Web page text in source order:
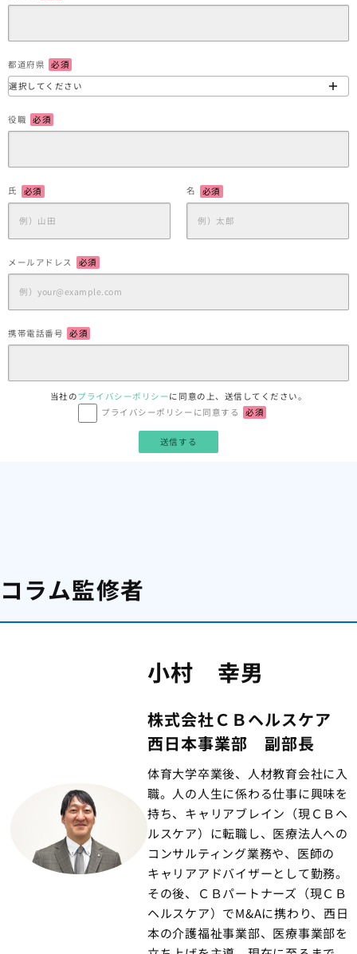
都道府県 必須
役職 必須
氏 必須 名 必須
メールアドレス 必須
携帯電話番号 必須
当社のプライバシーポリシーに同意の上、送信してください。
プライバシーポリシーに同意する
必須
コラム監修者
小村 幸男
株式会社ＣＢヘルスケア
西日本事業部 副部長
体育大学卒業後、人材教育会社に入
職。人の人生に係わる仕事に興味を
持ち、キャリアブレイン（現ＣＢヘ
ルスケア）に転職し、医療法人への
コンサルティング業務や、医師の
キャリアアドバイザーとして勤務。
その後、ＣＢパートナーズ（現ＣＢ
ヘルスケア）でM&Aに携わり、西日
本の介護福祉事業部、医療事業部を